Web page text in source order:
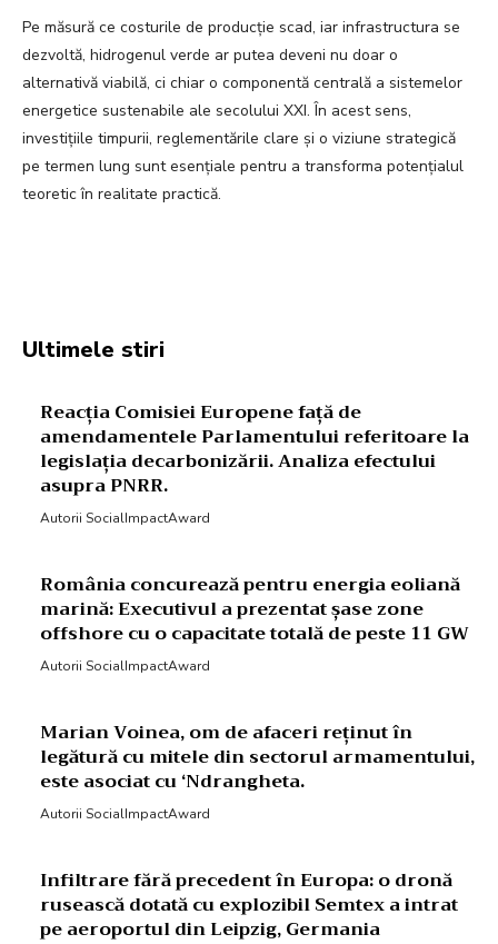
Pe măsură ce costurile de producție scad, iar infrastructura se
dezvoltă, hidrogenul verde ar putea deveni nu doar o
alternativă viabilă, ci chiar o componentă centrală a sistemelor
energetice sustenabile ale secolului XXI. În acest sens,
investițiile timpurii, reglementările clare și o viziune strategică
pe termen lung sunt esențiale pentru a transforma potențialul
teoretic în realitate practică.
Ultimele stiri
Reacția Comisiei Europene față de
amendamentele Parlamentului referitoare la
legislația decarbonizării. Analiza efectului
asupra PNRR.
Autorii SocialImpactAward
România concurează pentru energia eoliană
marină: Executivul a prezentat șase zone
offshore cu o capacitate totală de peste 11 GW
Autorii SocialImpactAward
Marian Voinea, om de afaceri reținut în
legătură cu mitele din sectorul armamentului,
este asociat cu ‘Ndrangheta.
Autorii SocialImpactAward
Infiltrare fără precedent în Europa: o dronă
rusească dotată cu explozibil Semtex a intrat
pe aeroportul din Leipzig, Germania